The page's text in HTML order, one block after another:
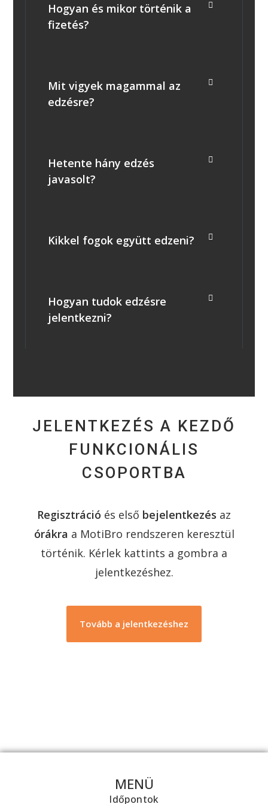
Hogyan és mikor történik a
fizetés?
Mit vigyek magammal az
edzésre?
Hetente hány edzés
javasolt?
Kikkel fogok együtt edzeni?
Hogyan tudok edzésre
jelentkezni?
JELENTKEZÉS A KEZDŐ
FUNKCIONÁLIS
CSOPORTBA
Regisztráció és első bejelentkezés az
órákra a MotiBro rendszeren keresztül
történik. Kérlek kattints a gombra a
jelentkezéshez.
Tovább a jelentkezéshez
MENÜ
Időpontok